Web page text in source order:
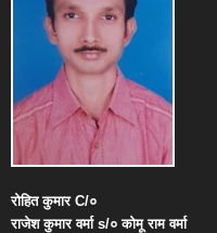
रोहित कुमारC/०
राजेश कुमार वर्माs/० कोमू राम वर्मा